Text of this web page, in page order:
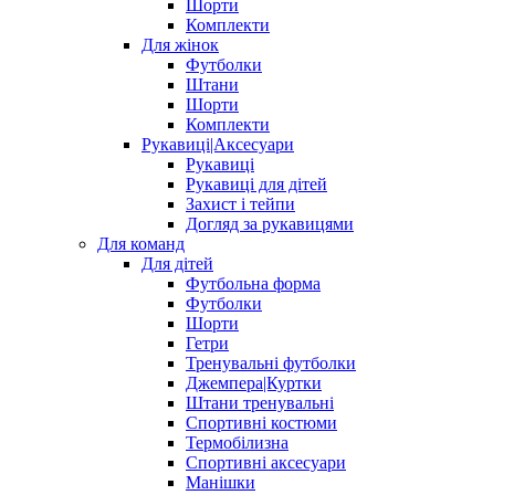
Шорти
Комплекти
Для жінок
Футболки
Штани
Шорти
Комплекти
Рукавиці|Аксесуари
Рукавиці
Рукавиці для дітей
Захист і тейпи
Догляд за рукавицями
Для команд
Для дітей
Футбольна форма
Футболки
Шорти
Гетри
Тренувальні футболки
Джемпера|Куртки
Штани тренувальні
Спортивні костюми
Термобілизна
Спортивні аксесуари
Манішки